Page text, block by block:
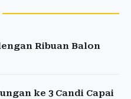
Ribuan Balon
ke 3 Candi Capai